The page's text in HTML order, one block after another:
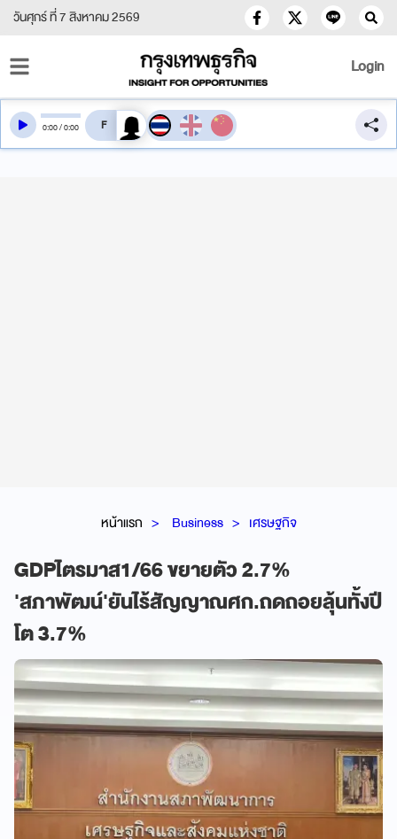
วันศุกร์ ที่ 7 สิงหาคม 2569
Login
หน้าแรก Business เศรษฐกิจ
GDPไตรมาส1/66 ขยายตัว 2.7%
'สภาพัฒน์'ยันไร้สัญญาณศก.ถดถอยลุ้นทั้งปี
โต 3.7%
0:00/0:00 สลับเสียงอ่าน